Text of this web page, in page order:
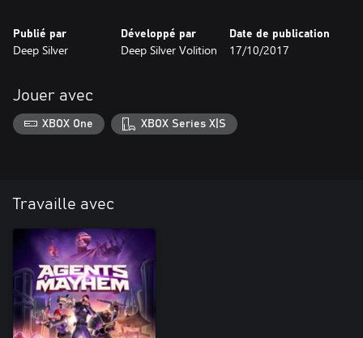
Publié par
Deep Silver
Développé par
Deep Silver Volition
Date de publication
17/10/2017
Jouer avec
XBOX One XBOX Series X|S
Travaille avec